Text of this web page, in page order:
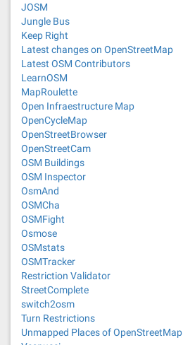
JOSM
Jungle Bus
Keep Right
Latest changes on OpenStreetMap
Latest OSM Contributors
LearnOSM
MapRoulette
Open Infraestructure Map
OpenCycleMap
OpenStreetBrowser
OpenStreetCam
OSM Buildings
OSM Inspector
OsmAnd
OSMCha
OSMFight
Osmose
OSMstats
OSMTracker
Restriction Validator
StreetComplete
switch2osm
Turn Restrictions
Unmapped Places of OpenStreetMap